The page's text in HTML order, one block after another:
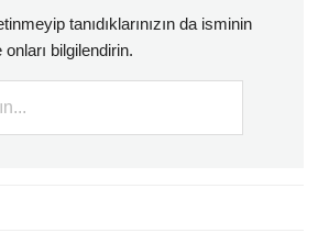
tanıdıklarınızın da isminin
onları bilgilendirin.